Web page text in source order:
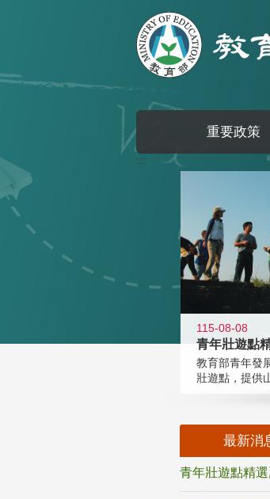
重要政策
:::
115-08-08
教育部青年發
壯遊點，提供
最新消
青年壯遊點精